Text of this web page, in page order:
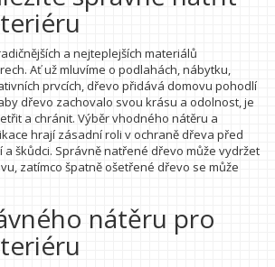
a nejteplejších materiálů
Ať už mluvíme o podlahách, nábytku,
prvcích, dřevo přidává domovu pohodlí
dřevo zachovalo svou krásu a odolnost, je
a chránit. Výběr vhodného nátěru a
hrají zásadní roli v ochraně dřeva před
škůdci. Správně natřené dřevo může vydržet
zatímco špatně ošetřené dřevo se může
nátěru pro